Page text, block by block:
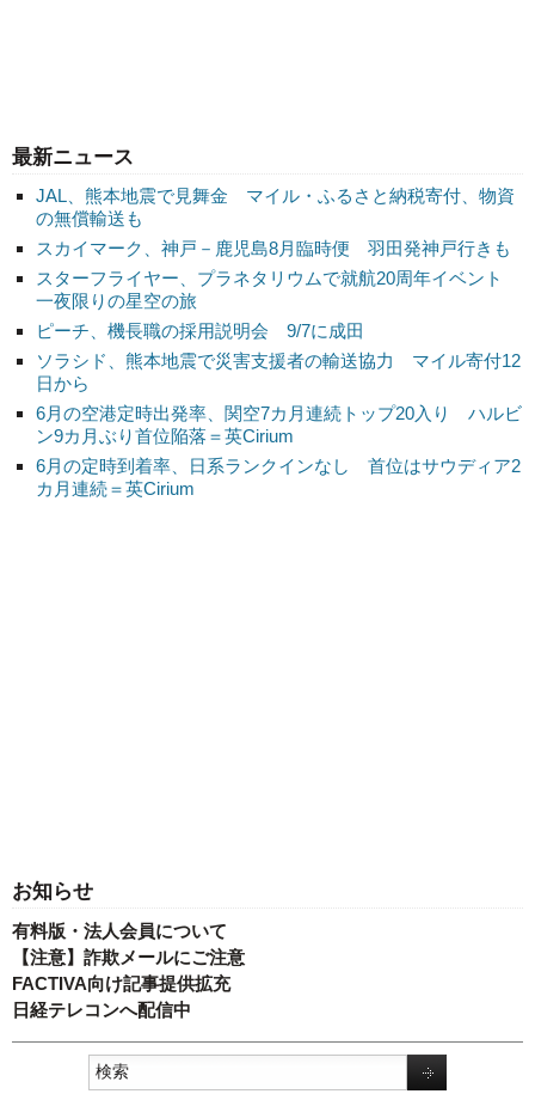
最新ニュース
JAL、熊本地震で見舞金 マイル・ふるさと納税寄付、物資
の無償輸送も
スカイマーク、神戸－鹿児島8月臨時便 羽田発神戸行きも
スターフライヤー、プラネタリウムで就航20周年イベント
一夜限りの星空の旅
ピーチ、機長職の採用説明会 9/7に成田
ソラシド、熊本地震で災害支援者の輸送協力 マイル寄付12
日から
6月の空港定時出発率、関空7カ月連続トップ20入り ハルビ
ン9カ月ぶり首位陥落＝英Cirium
6月の定時到着率、日系ランクインなし 首位はサウディア2
カ月連続＝英Cirium
お知らせ
有料版・法人会員について
【注意】詐欺メールにご注意
FACTIVA向け記事提供拡充
日経テレコンへ配信中